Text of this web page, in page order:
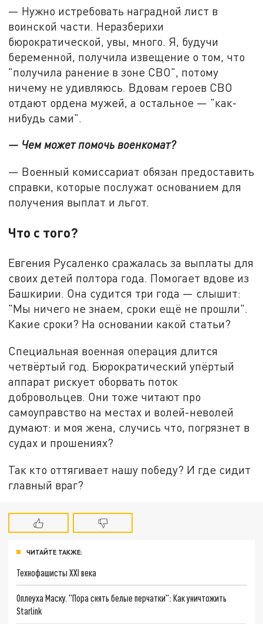
— Нужно истребовать наградной лист в
воинской части. Неразберихи
бюрократической, увы, много. Я, будучи
беременной, получила извещение о том, что
"получила ранение в зоне СВО", потому
ничему не удивляюсь. Вдовам героев СВО
отдают ордена мужей, а остальное — "как-
нибудь сами".
— Чем может помочь военкомат?
— Военный комиссариат обязан предоставить
справки, которые послужат основанием для
получения выплат и льгот.
Что с того?
Евгения Русаленко сражалась за выплаты для
своих детей полтора года. Помогает вдове из
Башкирии. Она судится три года — слышит:
"Мы ничего не знаем, сроки ещё не прошли".
Какие сроки? На основании какой статьи?
Специальная военная операция длится
четвёртый год. Бюрократический упёртый
аппарат рискует оборвать поток
добровольцев. Они тоже читают про
самоуправство на местах и волей-неволей
думают: и моя жена, случись что, погрязнет в
судах и прошениях?
Так кто оттягивает нашу победу? И где сидит
главный враг?
ЧИТАЙТЕ ТАКЖЕ:
Технофашисты XXI века
Оплеуха Маску. "Пора снять белые перчатки": Как уничтожить
Starlink